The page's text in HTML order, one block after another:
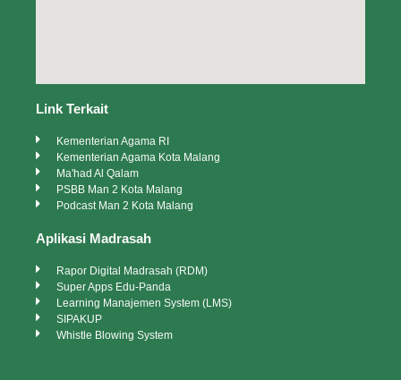
Link Terkait
Kementerian Agama RI
Kementerian Agama Kota Malang
Ma'had Al Qalam
PSBB Man 2 Kota Malang
Podcast Man 2 Kota Malang
Aplikasi Madrasah
Rapor Digital Madrasah (RDM)
Super Apps Edu-Panda
Learning Manajemen System (LMS)
SIPAKUP
Whistle Blowing System